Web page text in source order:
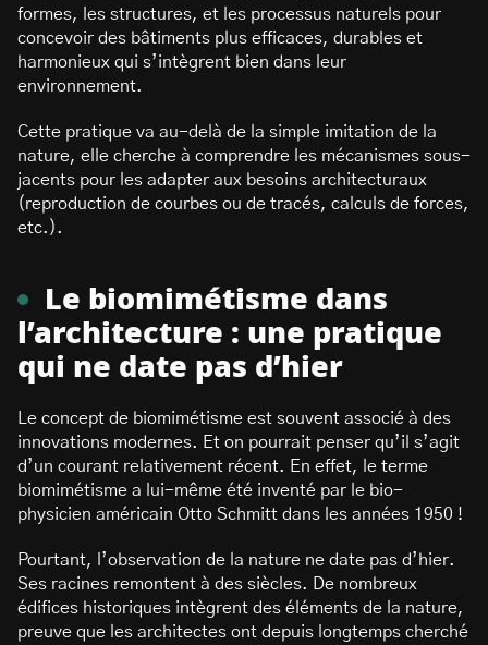
formes, les structures, et les processus naturels pour
concevoir des bâtiments plus efficaces, durables et
harmonieux qui s’intègrent bien dans leur
environnement.
Cette pratique va au-delà de la simple imitation de la
nature, elle cherche à comprendre les mécanismes sous-
jacents pour les adapter aux besoins architecturaux
(reproduction de courbes ou de tracés, calculs de forces,
etc.).
Le biomimétisme dans
l’architecture : une pratique
qui ne date pas d’hier
Le concept de biomimétisme est souvent associé à des
innovations modernes. Et on pourrait penser qu’il s’agit
d’un courant relativement récent. En effet, le terme
biomimétisme a lui-même été inventé par le bio-
physicien américain Otto Schmitt dans les années 1950 !
Pourtant, l’observation de la nature ne date pas d’hier.
Ses racines remontent à des siècles. De nombreux
édifices historiques intègrent des éléments de la nature,
preuve que les architectes ont depuis longtemps cherché